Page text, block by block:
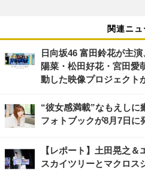
関連ニュ
日向坂46 富田鈴花が主
陽菜・松田好花・宮田愛
動した映像プロジェクト
“彼女感満載”なもえしに
フォトブックが8月7日に
【レポート】土田晃之
スカイツリーとマクロス